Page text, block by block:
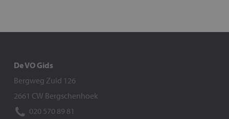
De VO Gids
Bergweg Zuid 126
2661 CW Bergschenhoek
020 570 89 81